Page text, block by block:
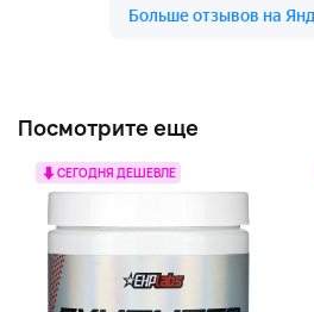
Посмотрите еще
СЕГОДНЯ ДЕШЕВЛЕ